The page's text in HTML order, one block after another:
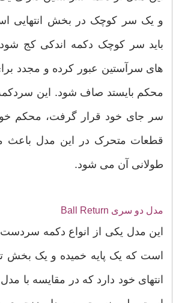
و یک سر کوچک در بخش انتهایی
باید سر کوچک دکمه اندکی کج شود
های سرآستین عبور کرده و مجدد
محکم بایستد صاف شود. این
سر جای خود قرار گرفت، محکم
قطعات متحرک در این مدل باعث
طولانی آن می شود.
مدل دو سری Ball Return
این مدل یکی از انواع دکمه
است که یک پایه خمیده و یک بخش
انتهای خود دارد که در مقایسه با